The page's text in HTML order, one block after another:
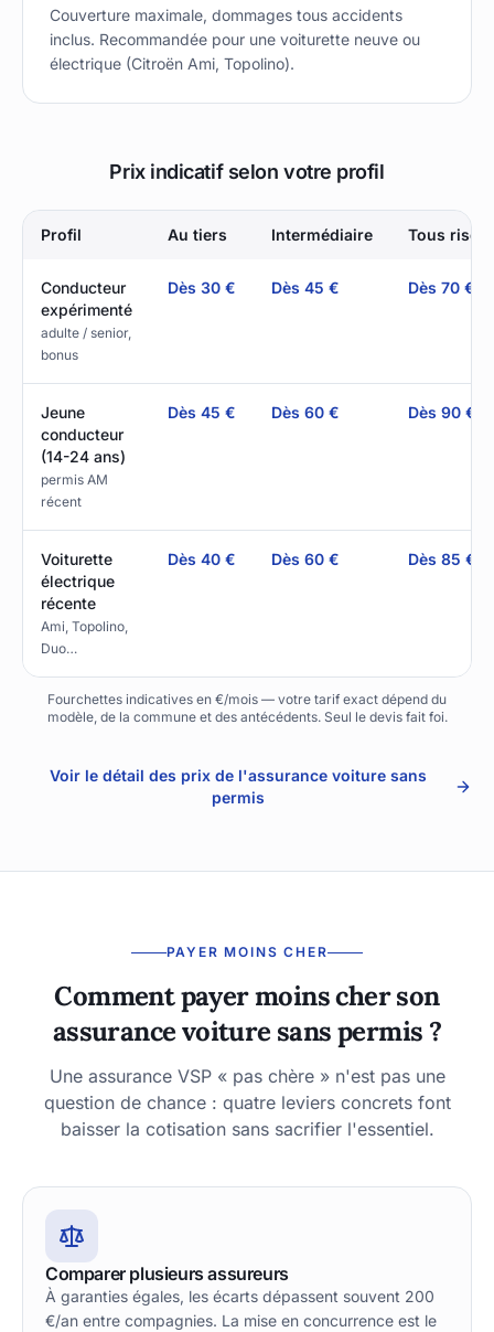
Couverture maximale, dommages tous accidents
inclus. Recommandée pour une voiturette neuve ou
électrique (Citroën Ami, Topolino).
Prix indicatif selon votre profil
Profil Au tiers Intermédiaire Tous
Conducteur
expérimenté
adulte / senior,
bonus
Dès 30 € Dès 45 € Dès 70 €
Jeune
conducteur
(14-24 ans)
permis AM
récent
Dès 45 € Dès 60 € Dès 90 €
Voiturette
électrique
récente
Ami, Topolino,
Duo…
Dès 40 € Dès 60 € Dès 85 €
Fourchettes indicatives en €/mois — votre tarif exact dépend du
modèle, de la commune et des antécédents. Seul le devis fait foi.
Voir le détail des prix de l'assurance voiture sans
permis
PAYER MOINS CHER
Comment payer moins cher son
assurance voiture sans permis ?
Une assurance VSP « pas chère » n'est pas une
question de chance : quatre leviers concrets font
baisser la cotisation sans sacrifier l'essentiel.
Comparer plusieurs assureurs
À garanties égales, les écarts dépassent souvent 200
€/an entre compagnies. La mise en concurrence est le